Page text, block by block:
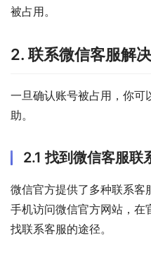
被占用。
2. 联系微信客服解决
一旦确认账号被占用，你可
助。
2.1 找到微信客服联
微信官方提供了多种联系客
手机访问微信官方网站，在
找联系客服的途径。